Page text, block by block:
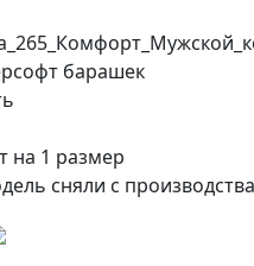
барашек
на 1 размер
сняли с производства